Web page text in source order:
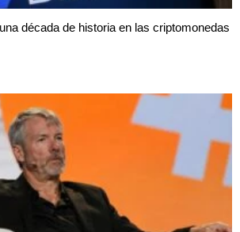
década de historia en las criptomonedas